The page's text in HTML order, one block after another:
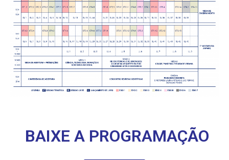
BAIXE A PROGRAMAÇÃO